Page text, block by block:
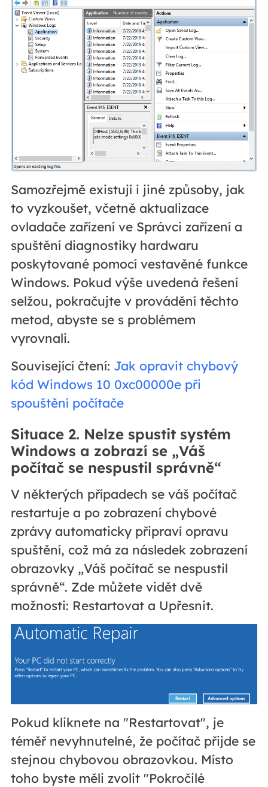
Samozřejmě existují i jiné způsoby, jak
to vyzkoušet, včetně aktualizace
ovladače zařízení ve Správci zařízení a
spuštění diagnostiky hardwaru
poskytované pomocí vestavěné funkce
Windows. Pokud výše uvedená řešení
selžou, pokračujte v provádění těchto
metod, abyste se s problémem
vyrovnali.
Související čtení: Jak opravit chybový
kód Windows 10 0xc00000e při
spouštění počítače
Situace 2. Nelze spustit systém
Windows a zobrazí se „Váš
počítač se nespustil správně“
V některých případech se váš počítač
restartuje a po zobrazení chybové
zprávy automaticky připraví opravu
spuštění, což má za následek zobrazení
obrazovky „Váš počítač se nespustil
správně“. Zde můžete vidět dvě
možnosti: Restartovat a Upřesnit.
Pokud kliknete na "Restartovat", je
téměř nevyhnutelné, že počítač přijde se
stejnou chybovou obrazovkou. Místo
toho byste měli zvolit "Pokročilé